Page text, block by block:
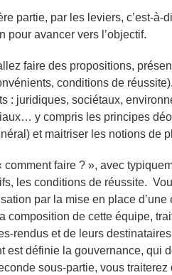
partie, par les leviers, c’est-à-
pour avancer vers l’objectif.
faire des propositions,
conditions de
: juridiques, sociétaux,
y compris les principes
et maitriser les notions de
comment faire ? », avec
les conditions de réussite.
par la mise en place d’une
composition de cette équipe,
rendus et de leurs
est définie la gouvernance, qui
sous-partie, vous traiterez